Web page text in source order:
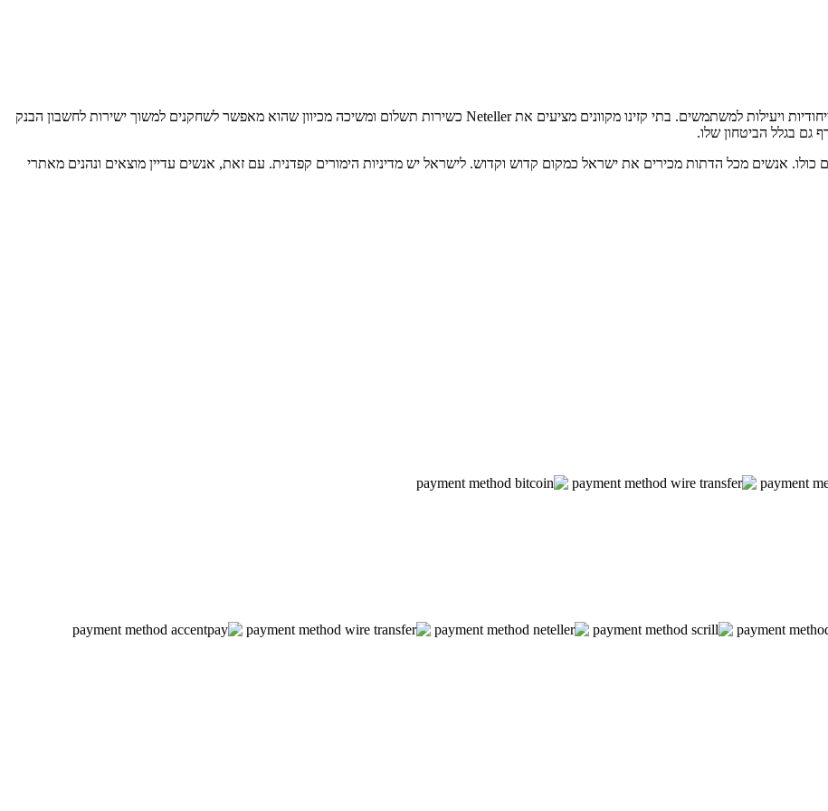
Neteller הוא שירות דיגיטלי לחלוטין המציע אפשרויות תשלום ומשיכה ייחודיות ויעילות למשתמשים. בתי קזינו מקוונים מציעים את Neteller כשירות תשלום ומשיכה מכיוון שהוא מאפשר לשחקנים למשוך ישירות לחשבון הבנק
גם בגלל הביטחון שלו.
אנשים מכל הדתות מכירים את ישראל כמקום קדוש וקדוש. לישראל יש מדיניות הימורים קפדנית. עם זאת, אנשים עדיין מוצאים ונהנים מאתרי